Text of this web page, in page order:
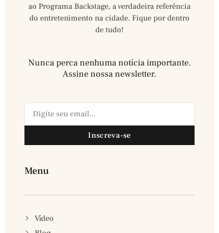
ao Programa Backstage, a verdadeira referência
do entretenimento na cidade. Fique por dentro
de tudo!
Nunca perca nenhuma notícia importante.
Assine nossa newsletter.​
Inscreva-se
Menu
Vídeo